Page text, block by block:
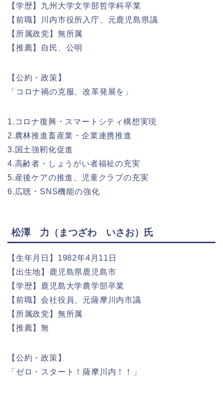
【学歴】九州大学文学部哲学科卒業
【前職】川内市役所入庁、元鹿児島県議
【所属政党】無所属
【推薦】自民、公明
【公約・政策】
「コロナ禍の克服、改革発展を」
1.コロナ復興・スマートシティ構想実現
2.農林推進畜産業・企業連携推進
3.国土強靭化促進
4.高齢者・しょうがい者福祉の充実
5.産後ケアの推進、児童クラブの充実
6.広聴・SNS機能の強化
松澤 力（まつざわ いさお）氏
【生年月日】1982年4月11日
【出生地】鹿児島県鹿児島市
【学歴】鹿児島大学農学部卒業
【前職】会社役員、元薩摩川内市議
【所属政党】無所属
【推薦】無
【公約・政策】
「ゼロ・スタート！薩摩川内！！」